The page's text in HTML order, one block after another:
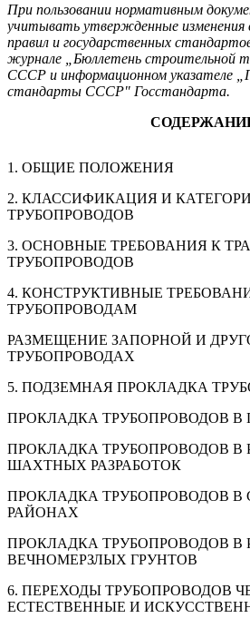
При пользовании нормативным
учитывать утвержденные изменения
правил и государственных
журнале „Бюллетень строительной
СССР и информационном указателе
стандарты СССР" Госстандарта.
1. ОБЩИЕ ПОЛОЖЕНИЯ
2. КЛАССИФИКАЦИЯ И
ТРУБОПРОВОДОВ
3. ОСНОВНЫЕ ТРЕБОВАНИЯ К
ТРУБОПРОВОДОВ
4. КОНСТРУКТИВНЫЕ
ТРУБОПРОВОДАМ
РАЗМЕЩЕНИЕ ЗАПОРНОЙ И
ТРУБОПРОВОДАХ
5. ПОДЗЕМНАЯ ПРОКЛАДКА
ПРОКЛАДКА ТРУБОПРОВОДОВ
ПРОКЛАДКА ТРУБОПРОВОДОВ В
ШАХТНЫХ РАЗРАБОТОК
ПРОКЛАДКА ТРУБОПРОВОДОВ
РАЙОНАХ
ПРОКЛАДКА ТРУБОПРОВОДОВ В
ВЕЧНОМЕРЗЛЫХ ГРУНТОВ
6. ПЕРЕХОДЫ ТРУБОПРОВОДОВ
ЕСТЕСТВЕННЫЕ И